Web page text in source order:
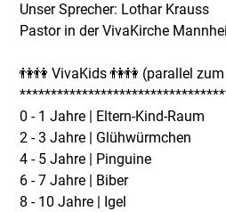
Unser Sprecher: Lothar Krauss
Pastor in der VivaKirche
👫👫 VivaKids 👫👫 (parallel
0 - 1 Jahre | Eltern-Kind-Raum
2 - 3 Jahre | Glühwürmchen
4 - 5 Jahre | Pinguine
6 - 7 Jahre | Biber
8 - 10 Jahre | Igel